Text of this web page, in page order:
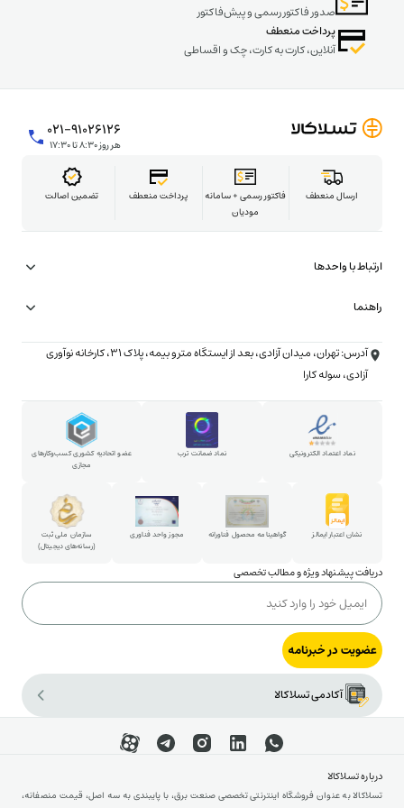
صدور فاکتور رسمی و پیش‌فاکتور
پرداخت منعطف
آنلاین، کارت به کارت، چک و اقساطی
۰۲۱-۹۱۰۲۶۱۲۶
هر روز ۸:۳۰ تا ۱۷:۳۰
تضمین اصالت پرداخت منعطف
فاکتور رسمی + سامانه
مودیان
ارسال منعطف
راهنما
شرایط ارسال فوری (۳ ساعته)
شرایط خرید با چک
روش خرید قسطی
روش خرید حضوری
ارتباط با واحدها
همکاری در تامین
تبلیغات و همکاری تجاری
استخدام در تسلاکالا
ارتباط با مدیرعامل
آدرس: تهران، میدان آزادی، بعد از ایستگاه مترو بیمه، پلاک ۳۱، کارخانه نوآوری
آزادی، سوله کارا
نماد اعتماد الکترونیکی نماد ضمانت ترب
عضو اتحادیه کشوری کسب‌وکارهای
مجازی
نشان اعتبار ایمالز گواهینامه محصول فناورانه مجوز واحد فناوری
سازمان ملی ثبت
(رسانه‌های دیجیتال)
دریافت پیشنهاد ویژه و مطالب تخصصی
عضویت در خبرنامه
آکادمی تسلاکالا
درباره تسلاکالا
تسلاکالا به عنوان فروشگاه اینترنتی تخصصی صنعت برق، با پایبندی به سه اصل، قیمت منصفانه،